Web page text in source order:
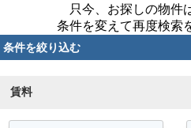
只今、お探しの物件
条件を変えて再度検索
条件を絞り込む
賃料